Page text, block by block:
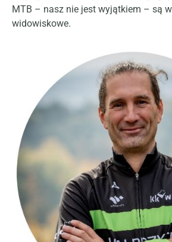
MTB – nasz nie jest wyjątkiem – są
widowiskowe.